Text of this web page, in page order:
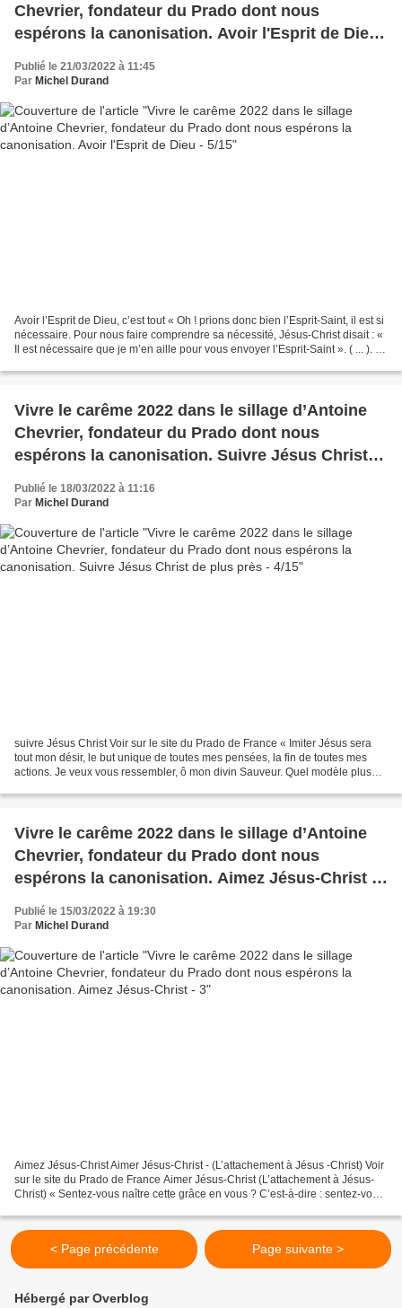
Chevrier, fondateur du Prado dont nous
espérons la canonisation. Avoir l'Esprit de Dieu
Publié le 21/03/2022 à 11:45
Par Michel Durand
Avoir l’Esprit de Dieu, c’est tout « Oh ! prions donc bien l’Esprit-Saint, il est si
nécessaire. Pour nous faire comprendre sa nécessité, Jésus-Christ disait : «
Il est nécessaire que je m’en aille pour vous envoyer l’Esprit-Saint ». ( ... ). Le
Vivre le carême 2022 dans le sillage d’Antoine
Chevrier, fondateur du Prado dont nous
espérons la canonisation. Suivre Jésus Christ
de plus près - 4/15
Publié le 18/03/2022 à 11:16
Par Michel Durand
suivre Jésus Christ Voir sur le site du Prado de France « Imiter Jésus sera
tout mon désir, le but unique de toutes mes pensées, la fin de toutes mes
actions. Je veux vous ressembler, ô mon divin Sauveur. Quel modèle plus
Vivre le carême 2022 dans le sillage d’Antoine
Chevrier, fondateur du Prado dont nous
espérons la canonisation. Aimez Jésus-Christ -
Publié le 15/03/2022 à 19:30
Par Michel Durand
Aimez Jésus-Christ Aimer Jésus-Christ - (L’attachement à Jésus -Christ) Voir
sur le site du Prado de France Aimer Jésus-Christ (L’attachement à Jésus-
Christ) « Sentez-vous naître cette grâce en vous ? C’est-à-dire : sentez-vous
< Page précédente Page suivante >
Hébergé par Overblog